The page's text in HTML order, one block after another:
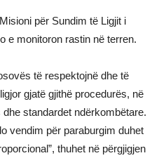
për Sundim të Ligjit i
e monitoron rastin në terren.
të respektojnë dhe të
gjatë gjithë procedurës, në
standardet ndërkombëtare.
vendim për paraburgim duhet
thuhet në përgjigjen